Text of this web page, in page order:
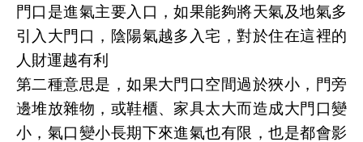
門口是進氣主要入口，如果能夠將天氣及地氣多
引入大門口，陰陽氣越多入宅，對於住在這裡的
人財運越有利
第二種意思是，如果大門口空間過於狹小，門旁
邊堆放雜物，或鞋櫃、家具太大而造成大門口變
小，氣口變小長期下來進氣也有限，也是都會影